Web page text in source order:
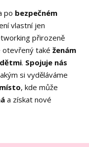
po bezpečném
vlastní jen
přirozeně
otevřený takéženám
. Spojuje nás
si vyděláváme
, kde může
a získat nové